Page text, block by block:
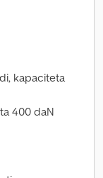
kapaciteta
400 daN